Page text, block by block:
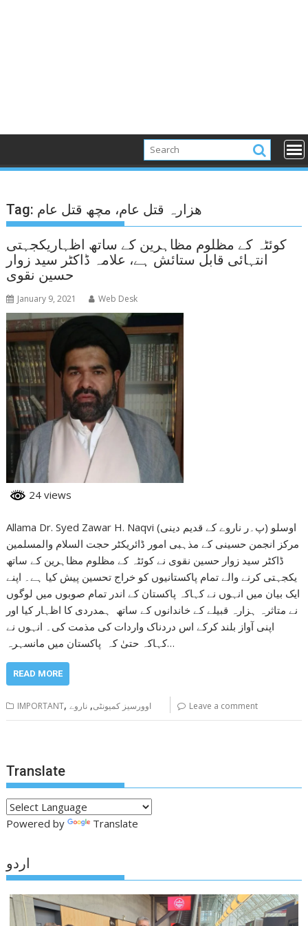
Tag: ھزارہ قتل عام، مچھ قتل عام
کوئٹہ کے مظلوم مظاہرین کے ساتھ اظہاریکجہتی
انتہائی قابل ستائش ہے، علامہ ڈاکٹر سید زوار
حسین نقوی
January 9, 2021 Web Desk
24 views
Allama Dr. Syed Zawar H. Naqvi (اوسلو (پ۔ر ناروے کے قدیم دینی
مرکز انجمن حسینی کے مذہبی امور ڈائریکٹر حجت السلام والمسلمین
ڈاکٹر سید زوار حسین نقوی نے کوئٹہ کے مظلوم مظاہرین کے ساتھ
یکجہتی کرنے والے تمام پاکستانیوں کو خراج تحسین پیش کیا ہے۔ اپنے
ایک بیان میں انہوں نے کہاکہ پاکستان کے اندر تمام صوبوں میں لوگوں
نے متاثرہ ہزارہ قبیلے کے خاندانوں کے ساتھ ہمدردی کا اظہار کیا اور
اپنی آواز بلند کرکے اس دردناک واردات کی مذمت کی۔ انہوں نے
کہاکہ حتیٰ کہ پاکستان میں مانسہرہ…
READ MORE
IMPORTANT, اوورسیز کمیونٹی, ناروے Leave a comment
Translate
Powered by Translate
اردو